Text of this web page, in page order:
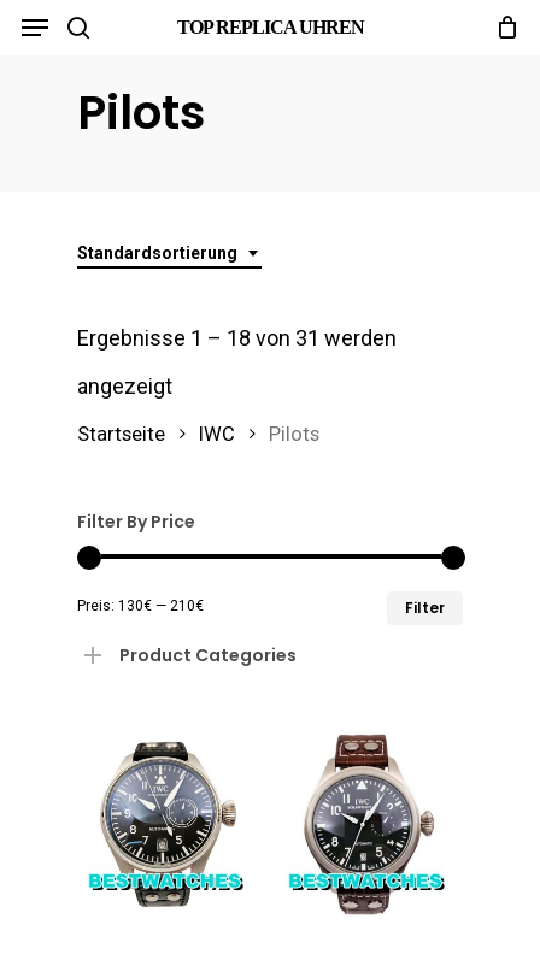
Skip
TOP REPLICA UHREN
Menu
Pilots
Standardsortierung
Ergebnisse 1 – 18 von 31 werden
angezeigt
Startseite IWC Pilots
Filter By Price
Filter
Preis: 130€ — 210€
Product Categories